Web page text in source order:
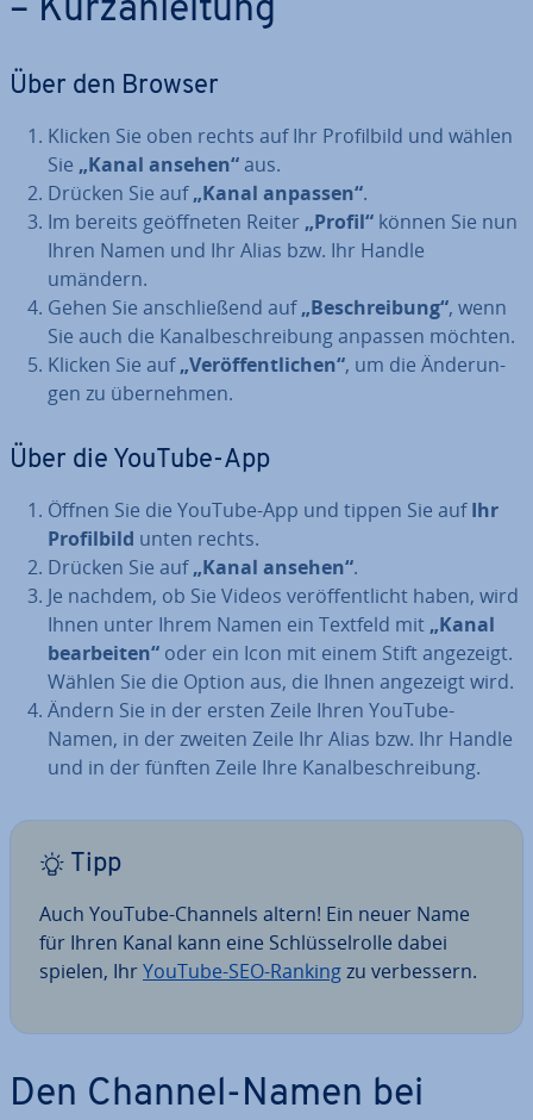
– Kurz­an­lei­tung
Über den Browser
Klicken Sie oben rechts auf Ihr Pro­fil­bild und wählen
Sie „Kanal ansehen“aus.
Drücken Sie auf„Kanal anpassen“.
Im bereits ge­öff­ne­ten Reiter „Profil“ können Sie nun
Ihren Namen und Ihr Alias bzw. Ihr Handle
umändern.
Gehen Sie an­schlie­ßend auf„Be­schrei­bung“, wenn
Sie auch die Ka­nal­be­schrei­bung anpassen möchten.
Klicken Sie auf„Ver­öf­fent­li­chen“, um die Än­de­run­
gen zu über­neh­men.
Über die YouTube-App
Öffnen Sie die YouTube-App und tippen Sie aufIhr
Pro­fil­bild unten rechts.
Drücken Sie auf„Kanal ansehen“.
Je nachdem, ob Sie Videos ver­öf­fent­licht haben, wird
Ihnen unter Ihrem Namen ein Textfeld mit „Kanal
be­ar­bei­ten“ oder ein Icon mit einem Stift angezeigt.
Wählen Sie die Option aus, die Ihnen angezeigt wird.
Ändern Sie in der ersten Zeile Ihren YouTube-
Namen, in der zweiten Zeile Ihr Alias bzw. Ihr Handle
und in der fünften Zeile Ihre Ka­nal­be­schrei­bung.
Tipp
Auch YouTube-Channels altern! Ein neuer Name
für Ihren Kanal kann eine Schlüs­sel­rol­le dabei
spielen, IhrYouTube-SEO-Rankingzu ver­bes­sern.
Den Channel-Namen bei